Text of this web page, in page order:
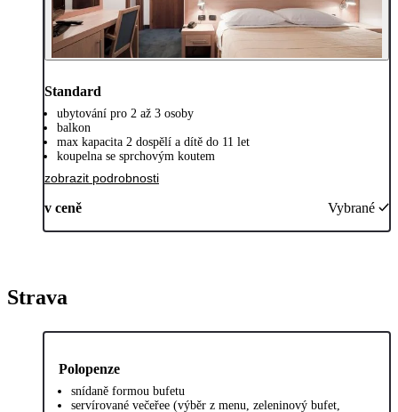
Standard
ubytování pro 2 až 3 osoby
balkon
max kapacita 2 dospělí a dítě do 11 let
koupelna se sprchovým koutem
zobrazit podrobnosti
v ceně Vybrané
Strava
Polopenze
snídaně formou bufetu
servírované večeřee (výběr z menu, zeleninový bufet,